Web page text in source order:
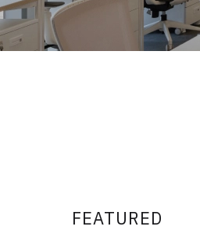
FEATURED